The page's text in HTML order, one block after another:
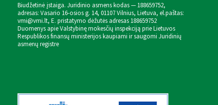
Biudžetinė įstaiga. Juridinio asmens kodas — 188659752,
adresas: Vasario 16-osios g. 14, 01107 Vilnius, Lietuva, el.paštas:
vmi@vmi.lt, E. pristatymo dėžutės adresas 188659752
Duomenys apie Valstybinę mokesčių inspekciją prie Lietuvos
Respublikos finansų ministerijos kaupiami ir saugomi Juridinių
asmenų registre